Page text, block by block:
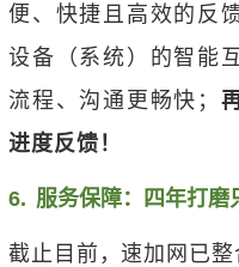
便、快捷且高效的反
设备（系统）的智能
流程、沟通更畅快；
进度反馈！
6. 服务保障：四年打磨
截止目前，速加网已